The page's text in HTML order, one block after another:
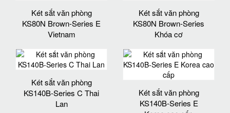
Két sắt văn phòng
KS80N Brown-Series E
Vietnam
Két sắt văn phòng
KS80N Brown-Series
Khóa cơ
Két sắt văn phòng
KS140B-Series C Thai
Lan
Két sắt văn phòng
KS140B-Series E